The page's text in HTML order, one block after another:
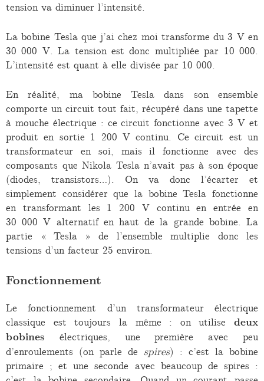
tension va diminuer l’intensité.
La bobine Tesla que j’ai chez moi transforme du 3 V en
30 000 V. La tension est donc multipliée par 10 000.
L’intensité est quant à elle divisée par 10 000.
En réalité, ma bobine Tesla dans son ensemble
comporte un circuit tout fait, récupéré dans une tapette
à mouche électrique : ce circuit fonctionne avec 3 V et
produit en sortie 1 200 V continu. Ce circuit est un
transformateur en soi, mais il fonctionne avec des
composants que Nikola Tesla n’avait pas à son époque
(diodes, transistors…). On va donc l’écarter et
simplement considérer que la bobine Tesla fonctionne
en transformant les 1 200 V continu en entrée en
30 000 V alternatif en haut de la grande bobine. La
partie « Tesla » de l’ensemble multiplie donc les
tensions d’un facteur 25 environ.
Fonctionnement
Le fonctionnement d’un transformateur électrique
classique est toujours la même : on utilise deux
bobines électriques, une première avec peu
d’enroulements (on parle de spires) : c’est la bobine
primaire ; et une seconde avec beaucoup de spires :